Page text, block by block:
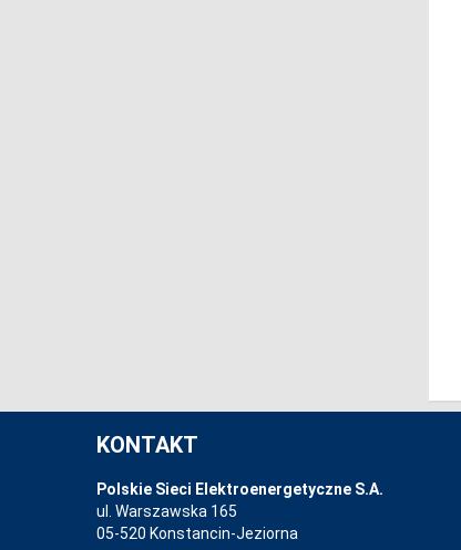
KONTAKT
Polskie Sieci Elektroenergetyczne S.A.
ul. Warszawska 165
05-520 Konstancin-Jeziorna